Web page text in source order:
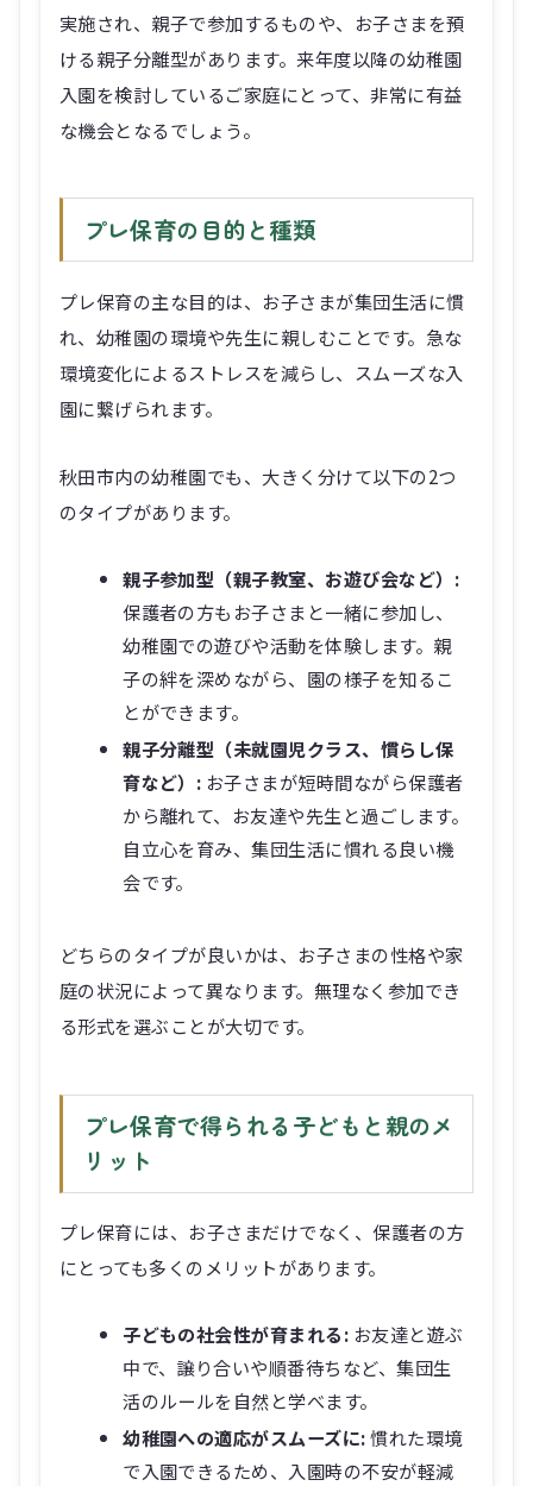
実施され、親子で参加するものや、お子さまを預
ける親子分離型があります。来年度以降の幼稚園
入園を検討しているご家庭にとって、非常に有益
な機会となるでしょう。
プレ保育の目的と種類
プレ保育の主な目的は、お子さまが集団生活に慣
れ、幼稚園の環境や先生に親しむことです。急な
環境変化によるストレスを減らし、スムーズな入
園に繋げられます。
秋田市内の幼稚園でも、大きく分けて以下の2つ
のタイプがあります。
親子参加型（親子教室、お遊び会など）:
保護者の方もお子さまと一緒に参加し、
幼稚園での遊びや活動を体験します。親
子の絆を深めながら、園の様子を知るこ
とができます。
親子分離型（未就園児クラス、慣らし保
育など）: お子さまが短時間ながら保護者
から離れて、お友達や先生と過ごします。
自立心を育み、集団生活に慣れる良い機
会です。
どちらのタイプが良いかは、お子さまの性格や家
庭の状況によって異なります。無理なく参加でき
る形式を選ぶことが大切です。
プレ保育で得られる子どもと親のメ
リット
プレ保育には、お子さまだけでなく、保護者の方
にとっても多くのメリットがあります。
子どもの社会性が育まれる: お友達と遊ぶ
中で、譲り合いや順番待ちなど、集団生
活のルールを自然と学べます。
幼稚園への適応がスムーズに:慣れた環境
で入園できるため、入園時の不安が軽減